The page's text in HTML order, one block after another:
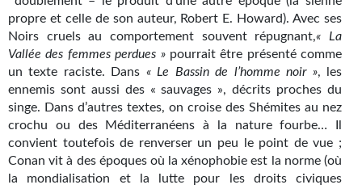
propre et celle de son auteur, Robert E. Howard). Avec ses
Noirs cruels au comportement souvent répugnant,« La
Vallée des femmes perdues »pourrait être présenté comme
un texte raciste. Dans « Le Bassin de l’homme noir », les
ennemis sont aussi des « sauvages », décrits proches du
singe. Dans d’autres textes, on croise des Shémites au nez
crochu ou des Méditerranéens à la nature fourbe… Il
convient toutefois de renverser un peu le point de vue ;
Conan vit à des époques où la xénophobie est la norme (où
la mondialisation et la lutte pour les droits civiques